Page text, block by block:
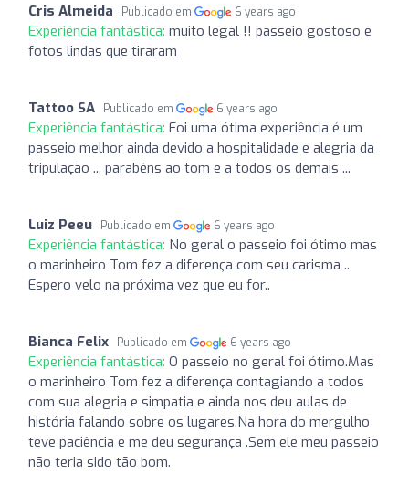
Cris Almeida Publicado em 6 years ago
Experiência fantástica: muito legal !! passeio gostoso e
fotos lindas que tiraram
Tattoo SA Publicado em 6 years ago
Experiência fantástica: Foi uma ótima experiência é um
passeio melhor ainda devido a hospitalidade e alegria da
tripulação ... parabéns ao tom e a todos os demais ...
Luiz Peeu Publicado em 6 years ago
Experiência fantástica: No geral o passeio foi ótimo mas
o marinheiro Tom fez a diferença com seu carisma ..
Espero velo na próxima vez que eu for..
Bianca Felix Publicado em 6 years ago
Experiência fantástica: O passeio no geral foi ótimo.Mas
o marinheiro Tom fez a diferença contagiando a todos
com sua alegria e simpatia e ainda nos deu aulas de
história falando sobre os lugares.Na hora do mergulho
teve paciência e me deu segurança .Sem ele meu passeio
não teria sido tão bom.